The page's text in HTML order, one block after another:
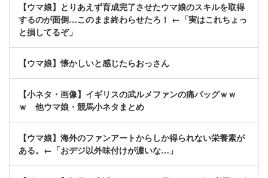
【ウマ娘】とりあえず育成完了させたウマ娘のスキルを取得
するのが面倒…このまま終わらせたろ！ ←「実はこれちょっ
と損してるぞ」
【ウマ娘】懐かしいと感じたらおっさん
【小ネタ・画像】イギリスの武ルメファンの痛バッグｗｗ
ｗ 他ウマ娘・競馬小ネタまとめ
【ウマ娘】海外のファンアートからしか得られない栄養素が
ある。←「おデジ以外味付けが濃いな…」